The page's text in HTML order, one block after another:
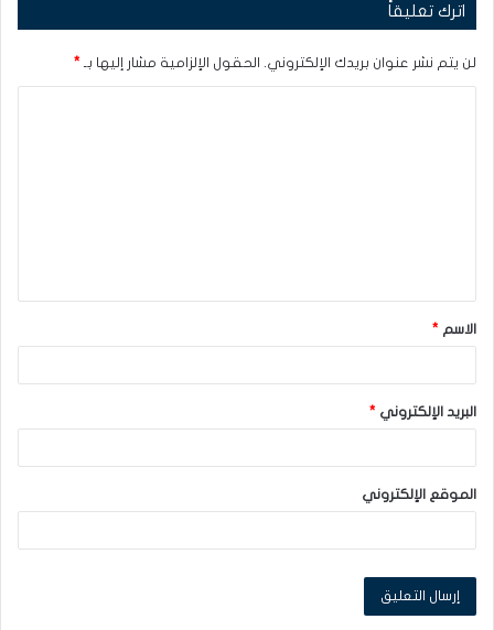
اترك تعليقاً
لن يتم نشر عنوان بريدك الإلكتروني. الحقول الإلزامية مشار إليها بـ *
ق
*
الاسم *
البريد الإلكتروني *
الموقع الإلكتروني